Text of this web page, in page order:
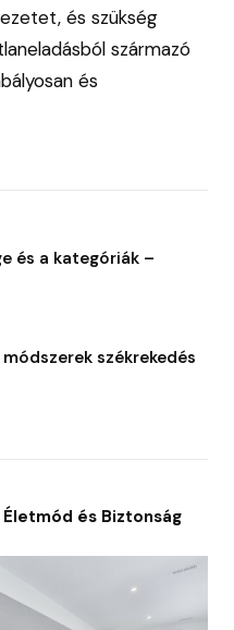
és szükség
származó
és
és a kategóriák –
székrekedés
és Biztonság